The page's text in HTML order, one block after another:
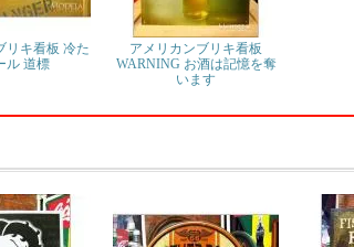
リキ看板 冷た
ル 道標
アメリカンブリキ看板
WARNING お酒は記憶を奪
います